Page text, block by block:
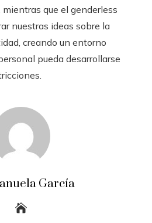
que el genderless
nuestras ideas sobre la
creando un entorno
pueda desarrollarse
García